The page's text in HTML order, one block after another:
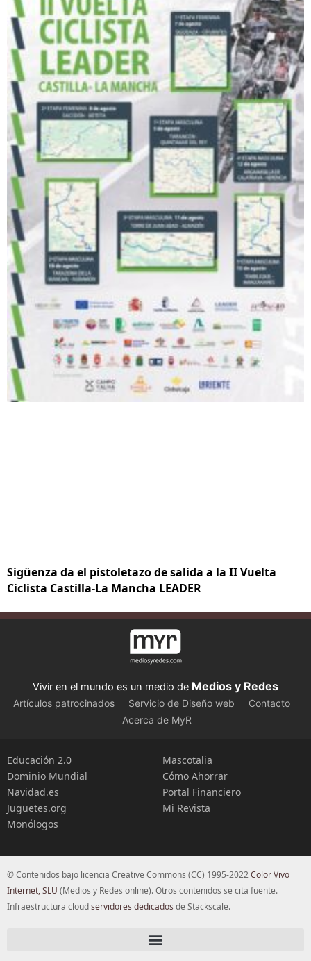
Sigüenza da el pistoletazo de salida a la II Vuelta
Ciclista Castilla-La Mancha LEADER
Vivir en el mundo es un medio de Medios y Redes
Artículos patrocinados Servicio de Diseño web
Contacto
Acerca de MyR
Educación 2.0
Dominio Mundial
Navidad.es
Juguetes.org
Monólogos
Mascotalia
Cómo Ahorrar
Portal Financiero
Mi Revista
© Contenidos bajo licencia Creative Commons (CC) 1995-2022Color Vivo
Internet, SLU (Medios y Redes online). Otros contenidos se cita fuente.
Infraestructura cloudservidores dedicados de Stackscale.